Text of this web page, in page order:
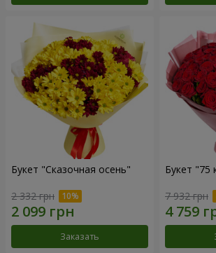
Букет "Сказочная осень"
2 332 грн
Заказать
Букет "75
7 932 грн